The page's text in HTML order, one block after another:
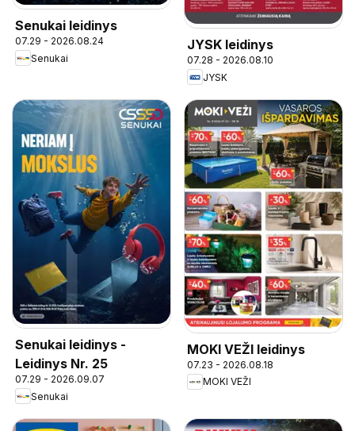
Senukai leidinys
07.29 - 2026.08.24
Senukai
JYSK leidinys
07.28 - 2026.08.10
JYSK
Senukai leidinys -
Leidinys Nr. 25
07.29 - 2026.09.07
Senukai
MOKI VEŽI leidinys
07.23 - 2026.08.18
MOKI VEŽI